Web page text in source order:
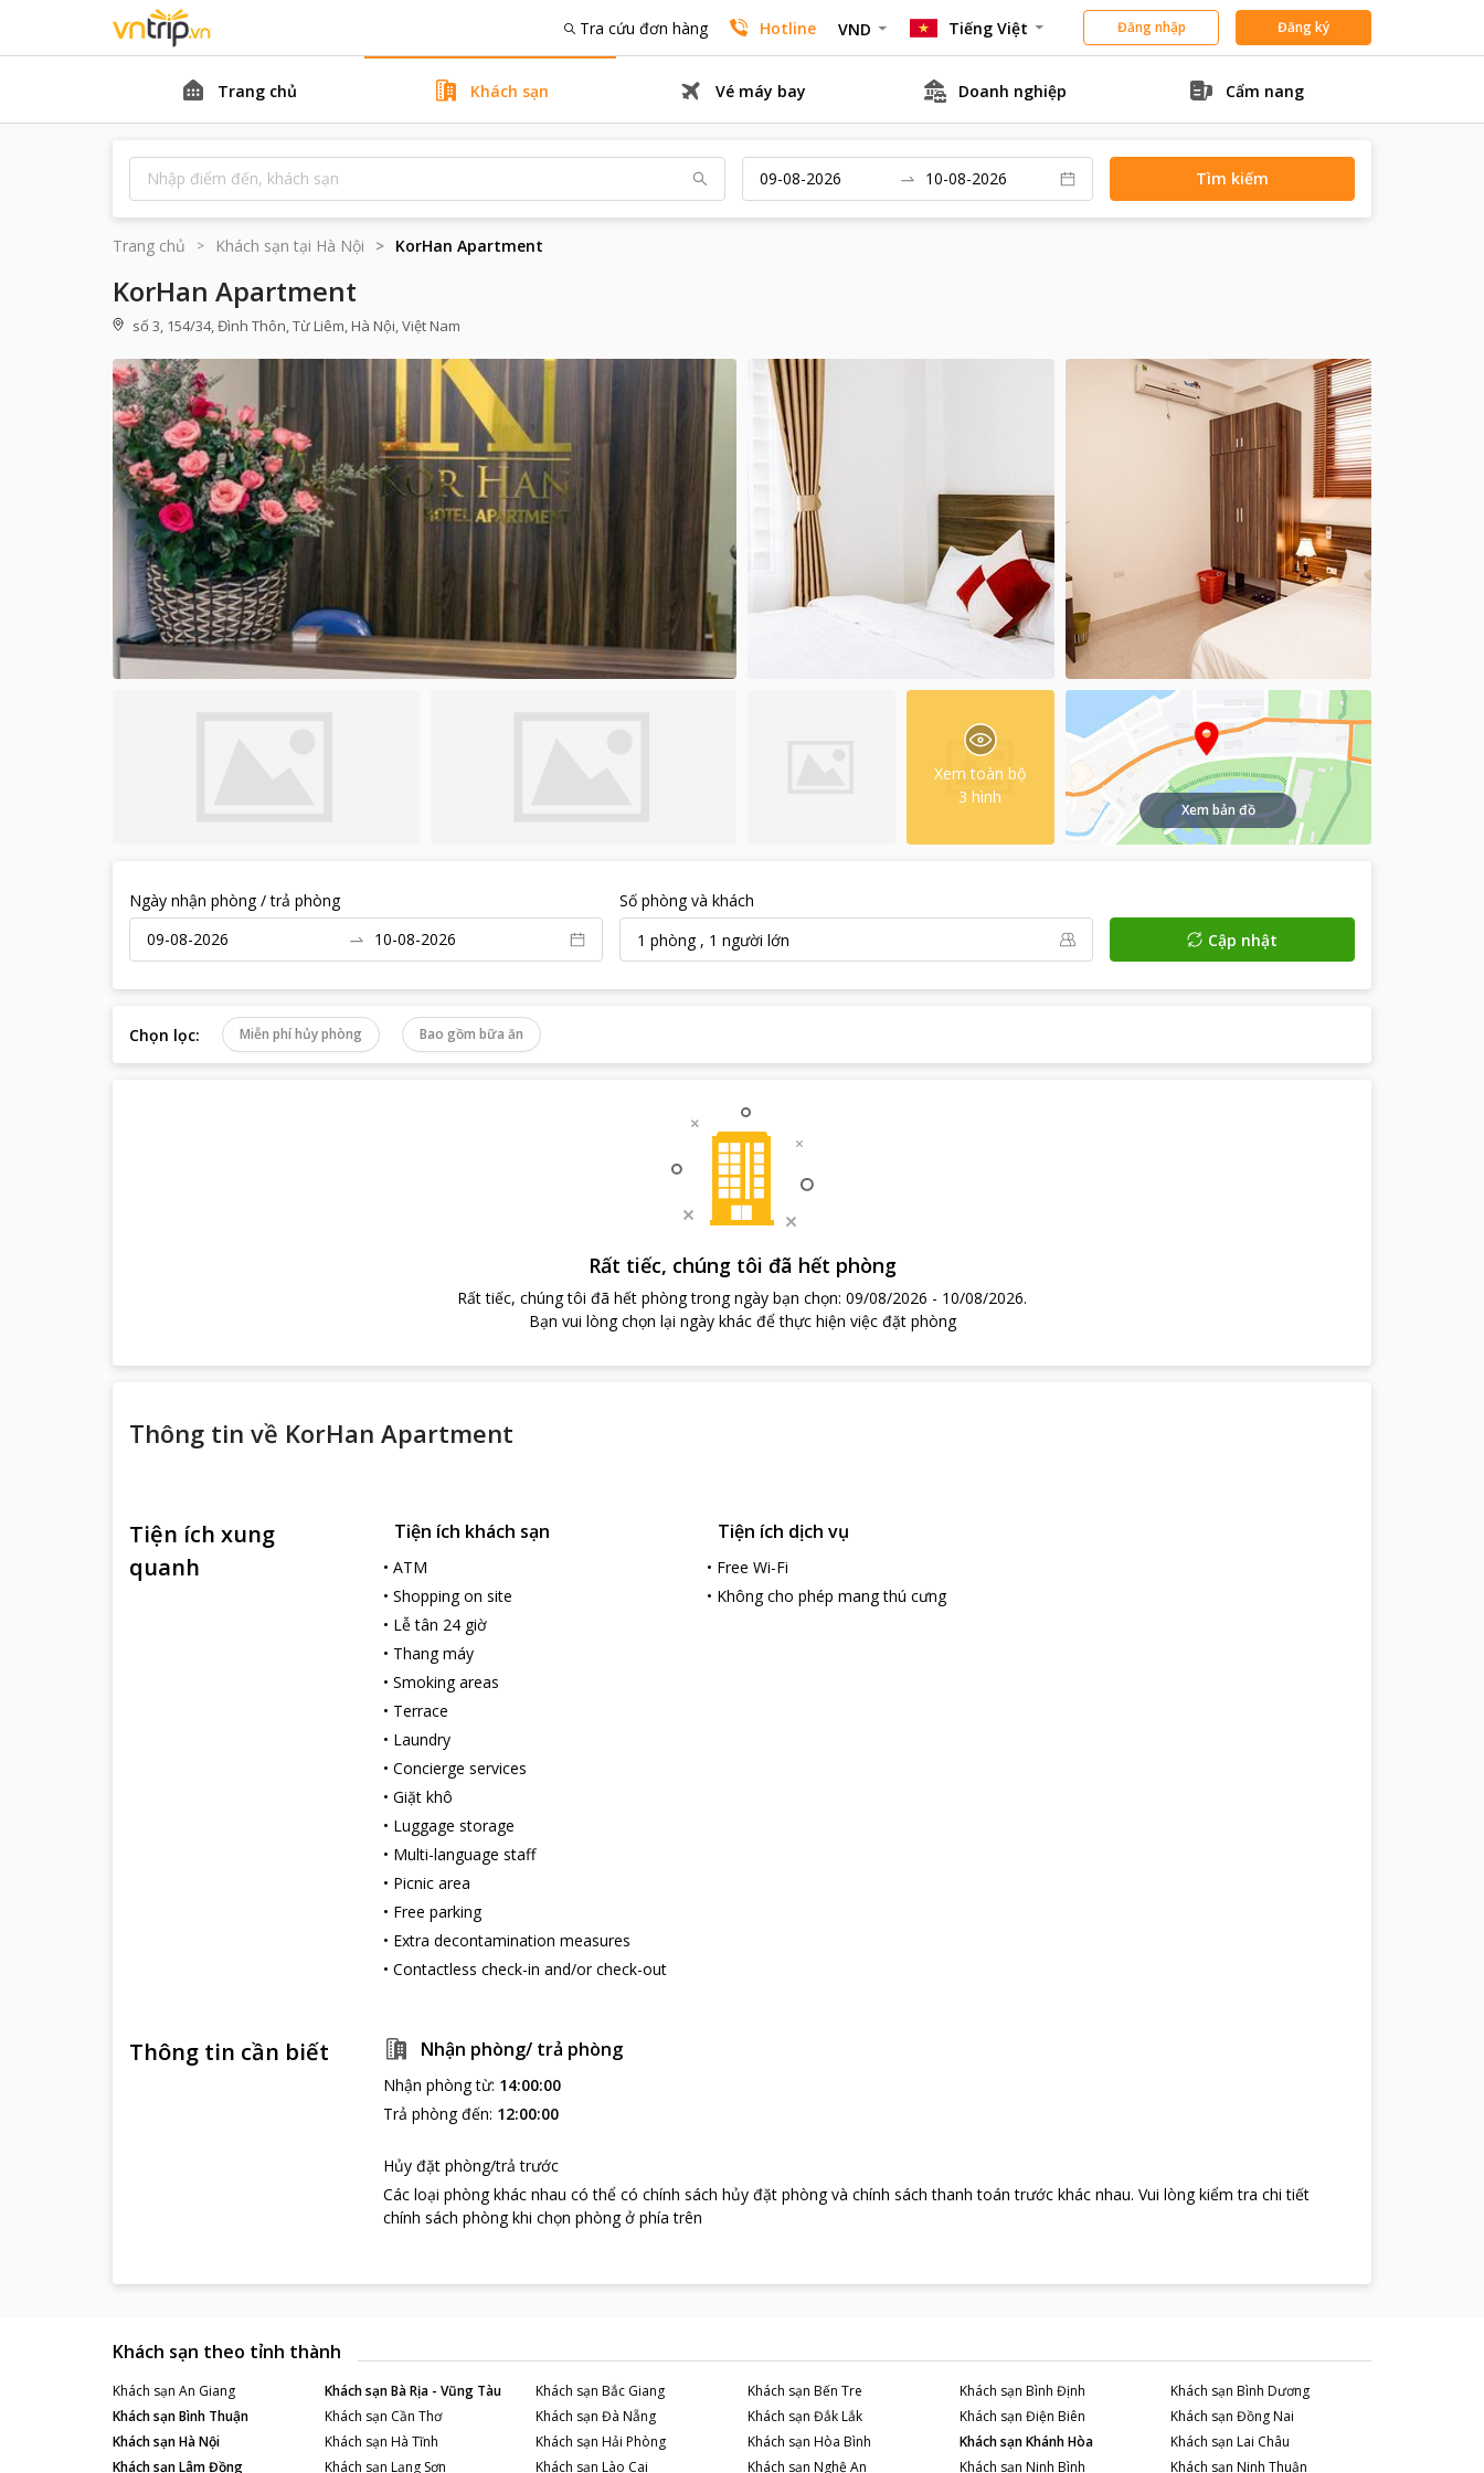
Tra cứu đơn hàng Hotline VND Tiếng Việt Đăng nhập Đăng ký
Trang chủ Khách sạn Vé máy bay Doanh nghiệp Cẩm nang
Tìm kiếm
Trang chủ Khách sạn tại Hà Nội KorHan Apartment
KorHan Apartment
số 3, 154/34, Đình Thôn, Từ Liêm, Hà Nội, Việt Nam
Xem toàn bộ
3 hình
Xem bản đồ
Ngày nhận phòng / trả phòng
Số phòng và khách
1 phòng, 1 người lớn Cập nhật
Chọn lọc: Miễn phí hủy phòng Bao gồm bữa ăn
Rất tiếc, chúng tôi đã hết phòng
Rất tiếc, chúng tôi đã hết phòng trong ngày bạn chọn: 09/08/2026 - 10/08/2026.
Bạn vui lòng chọn lại ngày khác để thực hiện việc đặt phòng
Thông tin về KorHan Apartment
Tiện ích xung
quanh
Tiện ích khách sạn
• ATM
• Shopping on site
• Lễ tân 24 giờ
• Thang máy
• Smoking areas
• Terrace
• Laundry
• Concierge services
• Giặt khô
• Luggage storage
• Multi-language staff
• Picnic area
• Free parking
• Extra decontamination measures
• Contactless check-in and/or check-out
Tiện ích dịch vụ
• Free Wi-Fi
• Không cho phép mang thú cưng
Thông tin cần biết Nhận phòng/ trả phòng
Nhận phòng từ: 14:00:00
Trả phòng đến: 12:00:00
Hủy đặt phòng/trả trước
Các loại phòng khác nhau có thể có chính sách hủy đặt phòng và chính sách thanh toán trước khác nhau. Vui lòng kiểm tra chi tiết
chính sách phòng khi chọn phòng ở phía trên
Khách sạn theo tỉnh thành
Khách sạn An Giang Khách sạnBà Rịa - Vũng Tàu Khách sạn Bắc Giang Khách sạn Bến Tre Khách sạn Bình Định Khách sạn Bình Dương
Khách sạnBình Thuận Khách sạn Cần Thơ Khách sạn Đà Nẵng Khách sạn Đắk Lắk Khách sạn Điện Biên Khách sạn Đồng Nai
Khách sạnHà Nội Khách sạn Hà Tĩnh Khách sạn Hải Phòng Khách sạn Hòa Bình Khách sạnKhánh Hòa Khách sạn Lai Châu
Khách sạnLâm Đồng Khách sạn Lạng Sơn Khách sạn Lào Cai Khách sạn Nghệ An Khách sạn Ninh Bình Khách sạn Ninh Thuận